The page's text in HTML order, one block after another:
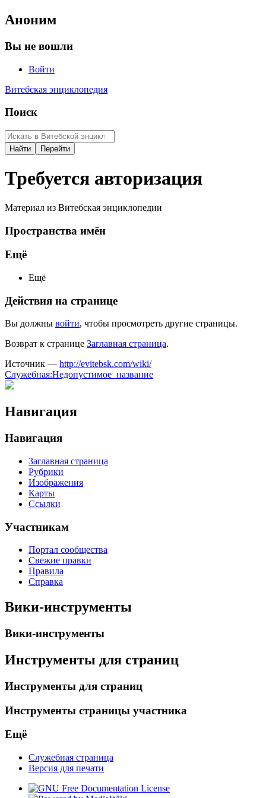
Аноним
Вы не вошли
Войти
Витебская энциклопедия
Поиск
Требуется авторизация
Материал из Витебская энциклопедии
Пространства имён
Ещё
Ещё
Действия на странице
Вы должны войти, чтобы просмотреть другие страницы.
Возврат к странице Заглавная страница.
Источник — http://evitebsk.com/wiki/
Служебная:Недопустимое_название
Навигация
Навигация
Заглавная страница
Рубрики
Изображения
Карты
Ссылки
Участникам
Портал сообщества
Свежие правки
Правила
Справка
Вики-инструменты
Вики-инструменты
Инструменты для страниц
Инструменты для страниц
Инструменты страницы участника
Ещё
Служебная страница
Версия для печати